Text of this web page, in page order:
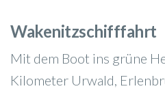
Wakenitzschifffahrt
Mit dem Boot ins grüne
Kilometer Urwald,